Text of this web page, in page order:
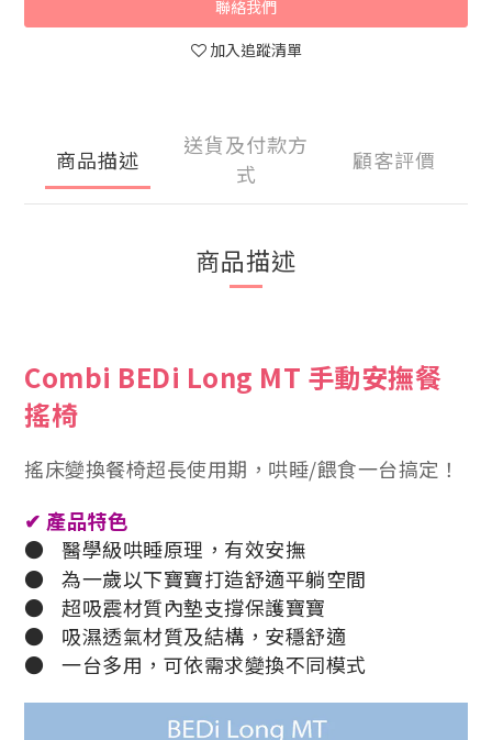
聯絡我們
加入追蹤清單
商品描述
送貨及付款方
式
顧客評價
商品描述
Combi BEDi Long MT 手動安撫餐
搖椅
搖床變換餐椅超長使用期，哄睡/餵食一台搞定！
✔ 產品特色
●
醫學級哄睡原理，有效安撫
●
為一歲以下寶寶打造舒適平躺空間
●
超吸震材質內墊支撐保護寶寶
●
吸濕透氣材質及結構，安穩舒適
●
一台多用，可依需求變換不同模式